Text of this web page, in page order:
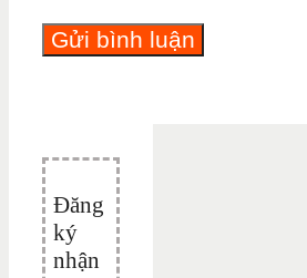
Đăng
ký
nhận